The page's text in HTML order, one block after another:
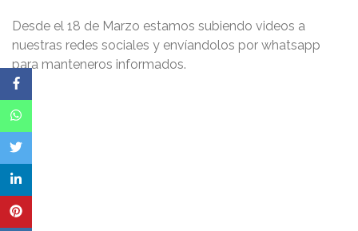
Desde el 18 de Marzo estamos subiendo videos a
nuestras redes sociales y envíandolos por whatsapp
para manteneros informados.